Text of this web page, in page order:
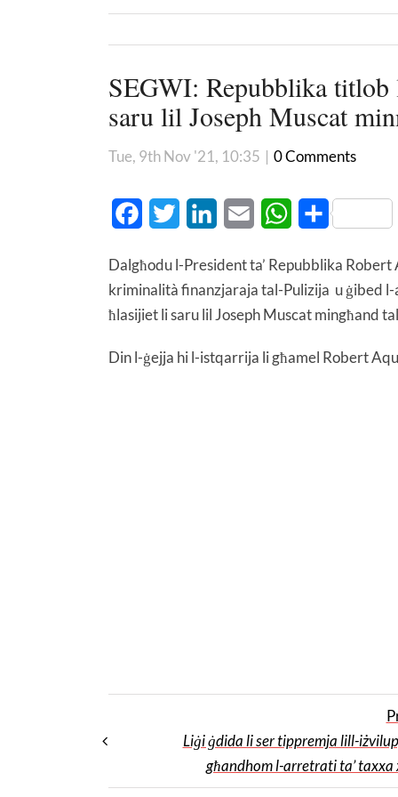
SEGWI: Repubblika
saru lil Joseph Muscat
Tue, 9th Nov '21, 10:35 | 0 Comments
FacebookTwitter LinkedInEmail WhatsApp
Share
Dalgħodu l-President ta’ Repubblika
kriminalità finanzjaraja tal-Pulizija u ġibed
ħlasijiet li saru lil Joseph Muscat mingħand
Din l-ġejja hi l-istqarrija li għamel Robert
Liġi ġdida li ser tippremja lill-
għandhom l-arretrati ta’ taxxa